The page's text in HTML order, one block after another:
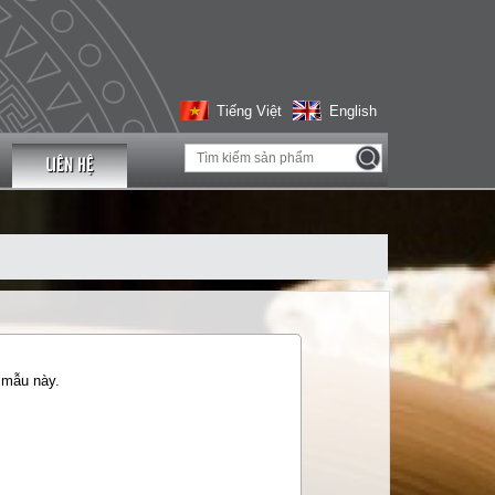
Tiếng Việt English
LIÊN HỆ
này.